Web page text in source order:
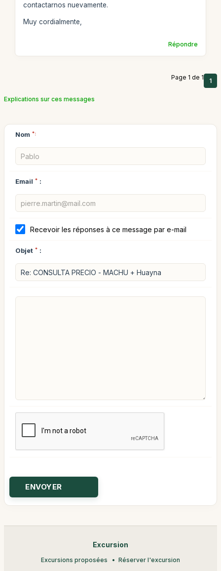
contactarnos nuevamente.
Muy cordialmente,
Répondre
Page 1 de 1 1
Explications sur ces messages
Nom *:
Email * :
Recevoir les réponses à ce message par e-mail
Objet * :
Excursion
Excursions proposées Réserver l'excursion